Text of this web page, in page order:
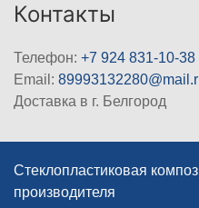
Контакты
Телефон: +7 924 831-10-38
Email:
Доставка в г. Белгород
Стеклопластиковая
производителя